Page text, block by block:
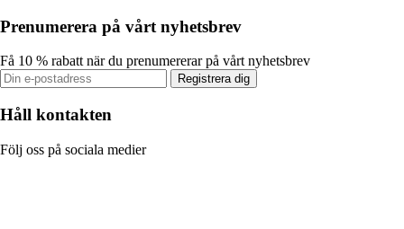
Prenumerera på vårt nyhetsbrev
Få 10 % rabatt när du prenumererar på vårt nyhetsbrev
Registrera dig
Håll kontakten
Följ oss på sociala medier